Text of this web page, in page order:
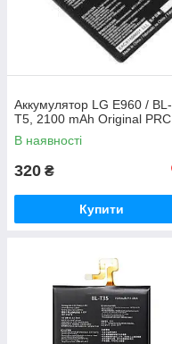
Аккумулятор LG E960 / BL-
T5, 2100 mAh Original PRC
В наявності
320 ₴
Купити